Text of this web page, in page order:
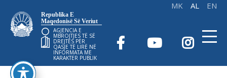
Republika E
Maqedonisë Së Veriut
AGJENCIA E
MBROJTJES TË SË
DREJTËS PËR
QASJE TË LIRË NË
INFORMATA ME
KARAKTER PUBLIK